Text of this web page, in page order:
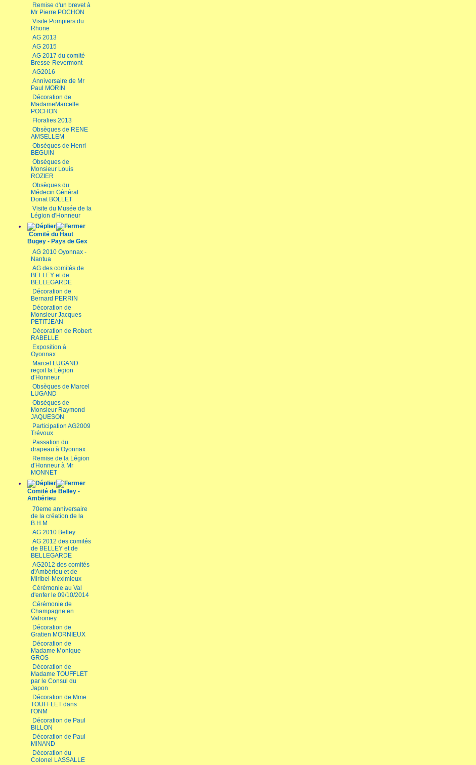
Remise d'un brevet à
Mr Pierre POCHON
Visite Pompiers du
Rhone
AG 2013
AG 2015
AG 2017 du comité
Bresse-Revermont
AG2016
Anniversaire de Mr
Paul MORIN
Décoration de
MadameMarcelle
POCHON
Floralies 2013
Obsèques de RENE
AMSELLEM
Obsèques de Henri
BEGUIN
Obsèques de
Monsieur Louis
ROZIER
Obsèques du
Médecin Général
Donat BOLLET
Visite du Musée de la
Légion d'Honneur
Comité du Haut
Bugey - Pays de Gex
AG 2010 Oyonnax -
Nantua
AG des comités de
BELLEY et de
BELLEGARDE
Décoration de
Bernard PERRIN
Décoration de
Monsieur Jacques
PETITJEAN
Décoration de Robert
RABELLE
Exposition à
Oyonnax
Marcel LUGAND
reçoit la Légion
d'Honneur
Obsèques de Marcel
LUGAND
Obsèques de
Monsieur Raymond
JAQUESON
Participation AG2009
Trévoux
Passation du
drapeau à Oyonnax
Remise de la Légion
d'Honneur à Mr
MONNET
Comité de Belley -
Ambérieu
70eme anniversaire
de la création de la
B.H.M
AG 2010 Belley
AG 2012 des comités
de BELLEY et de
BELLEGARDE
AG2012 des comités
d'Ambérieu et de
Miribel-Meximieux
Cérémonie au Val
d'enfer le 09/10/2014
Cérémonie de
Champagne en
Valromey
Décoration de
Gratien MORNIEUX
Décoration de
Madame Monique
GROS
Décoration de
Madame TOUFFLET
par le Consul du
Japon
Décoration de Mme
TOUFFLET dans
l'ONM
Décoration de Paul
BILLON
Décoration de Paul
MINAND
Décoration du
Colonel LASSALLE